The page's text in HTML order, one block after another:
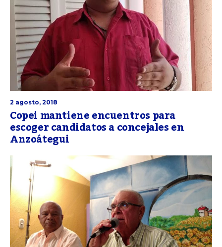
2 agosto, 2018
Copei mantiene encuentros para
escoger candidatos a concejales en
Anzoátegui